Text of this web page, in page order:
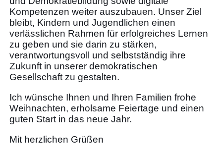
Kompetenzen weiter auszubauen. Unser Ziel
bleibt, Kindern und Jugendlichen einen
verlässlichen Rahmen für erfolgreiches Lernen
zu geben und sie darin zu stärken,
verantwortungsvoll und selbstständig ihre
Zukunft in unserer demokratischen
Gesellschaft zu gestalten.
Ich wünsche Ihnen und Ihren Familien frohe
Weihnachten, erholsame Feiertage und einen
guten Start in das neue Jahr.
Mit herzlichen Grüßen